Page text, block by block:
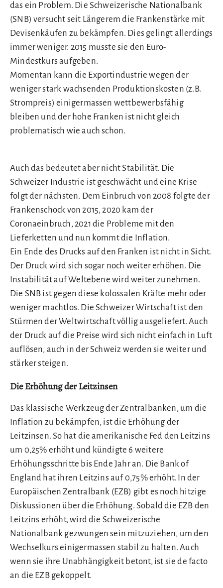
das ein Problem. Die Schweizerische Nationalbank
(SNB) versucht seit Längerem die Frankenstärke mit
Devisenkäufen zu bekämpfen. Dies gelingt allerdings
immer weniger. 2015 musste sie den Euro-
Mindestkurs aufgeben.
Momentan kann die Exportindustrie wegen der
weniger stark wachsenden Produktionskosten (z.B.
Strompreis) einigermassen wettbewerbsfähig
bleiben und der hohe Franken ist nicht gleich
problematisch wie auch schon.
Auch das bedeutet aber nicht Stabilität. Die
Schweizer Industrie ist geschwächt und eine Krise
folgt der nächsten. Dem Einbruch von 2008 folgte der
Frankenschock von 2015, 2020 kam der
Coronaeinbruch, 2021 die Probleme mit den
Lieferketten und nun kommt die Inflation.
Ein Ende des Drucks auf den Franken ist nicht in Sicht.
Der Druck wird sich sogar noch weiter erhöhen. Die
Instabilität auf Weltebene wird weiter zunehmen.
Die SNB ist gegen diese kolossalen Kräfte mehr oder
weniger machtlos. Die Schweizer Wirtschaft ist den
Stürmen der Weltwirtschaft völlig ausgeliefert. Auch
der Druck auf die Preise wird sich nicht einfach in Luft
auflösen, auch in der Schweiz werden sie weiter und
stärker steigen.
Die Erhöhung der Leitzinsen
Das klassische Werkzeug der Zentralbanken, um die
Inflation zu bekämpfen, ist die Erhöhung der
Leitzinsen. So hat die amerikanische Fed den Leitzins
um 0,25% erhöht und kündigte 6 weitere
Erhöhungsschritte bis Ende Jahr an. Die Bank of
England hat ihren Leitzins auf 0,75% erhöht. In der
Europäischen Zentralbank (EZB) gibt es noch hitzige
Diskussionen über die Erhöhung. Sobald die EZB den
Leitzins erhöht, wird die Schweizerische
Nationalbank gezwungen sein mitzuziehen, um den
Wechselkurs einigermassen stabil zu halten. Auch
wenn sie ihre Unabhängigkeit betont, ist sie de facto
an die EZB gekoppelt.